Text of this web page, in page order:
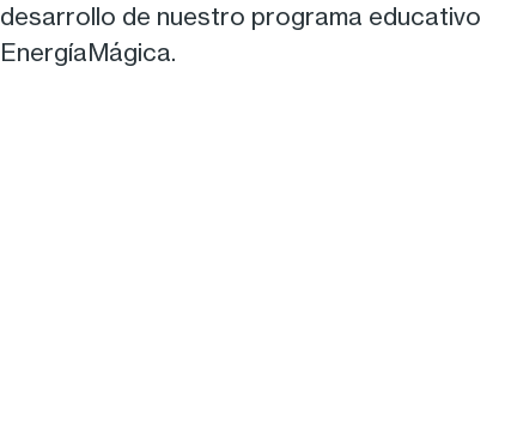
desarrollo de nuestro programa educativo
EnergíaMágica.